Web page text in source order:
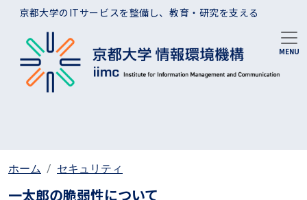
メインコンテンツに移動
京都大学のITサービスを整備し、教育・研究を支える
ホーム セキュリティ
一太郎の脆弱性について